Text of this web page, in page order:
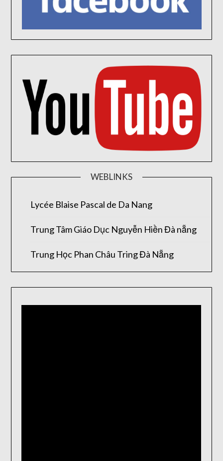
WEBLINKS
Lycée Blaise Pascal de Da Nang
Trung Tâm Giáo Dục Nguyễn Hiền Đà nẵng
Trung Học Phan Châu Tring Đà Nẵng